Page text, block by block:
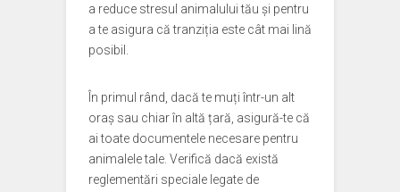
a reduce stresul animalului tău și pentru
a te asigura că tranziția este cât mai lină
posibil.
În primul rând, dacă te muți într-un alt
oraș sau chiar în altă țară, asigură-te că
ai toate documentele necesare pentru
animalele tale. Verifică dacă există
reglementări speciale legate de